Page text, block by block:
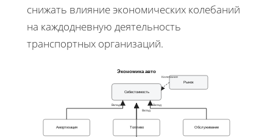
снижать влияние экономических колебаний
на каждодневную деятельность
транспортных организаций.
Экономика авто
Себестоимость
Рынок
Амортизация Топливо Обслуживание
Вклад
Вклад
Вклад
Колебания